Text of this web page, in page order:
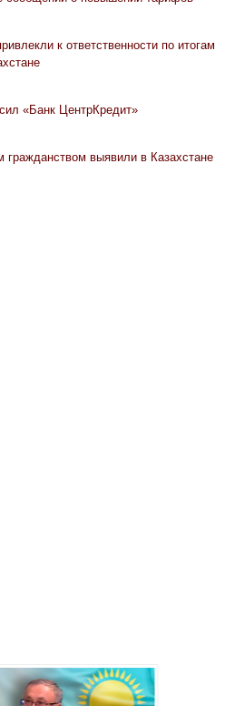
к ответственности по итогам
«Банк ЦентрКредит»
выявили в Казахстане